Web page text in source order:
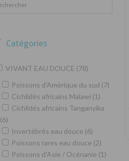
Catégories
VIVANT EAU DOUCE (78)
Poissons d'Amérique du sud (7)
Cichlidés africains Malawi (1)
Cichlidés africains Tanganyika
(6)
Invertébrés eau douce (6)
Poissons rares eau douce (2)
Poissons d'Asie / Océnanie (1)